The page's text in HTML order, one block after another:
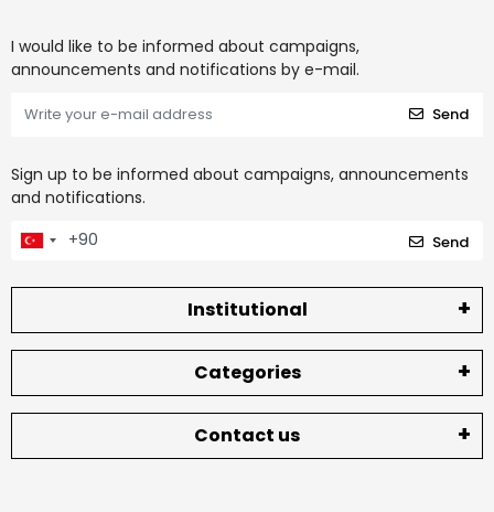
I would like to be informed about campaigns,
announcements and notifications by e-mail.
Send
Sign up to be informed about campaigns, announcements
and notifications.
Send
Institutional
Categories
Contact us